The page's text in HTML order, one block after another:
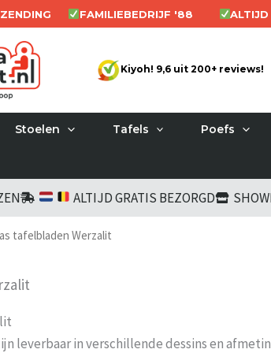
FAMILIEBEDRIJF '88
Kiyoh! 9,6 uit 200+ reviews!
Stoelen Tafels Poefs
ALTIJD GRATIS BEZORGD
tafelbladen Werzalit
leverbaar in verschillende dessins en